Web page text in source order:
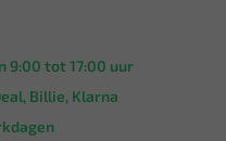
9:00 tot 17:00 uur
Billie, Klarna